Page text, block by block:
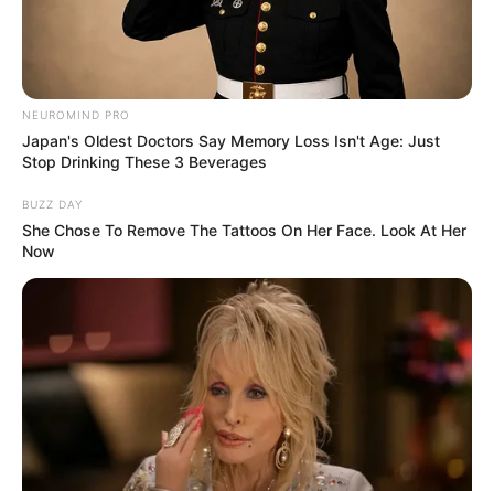
NEUROMIND PRO
Japan's Oldest Doctors Say Memory Loss Isn't Age: Just
Stop Drinking These 3 Beverages
BUZZ DAY
She Chose To Remove The Tattoos On Her Face. Look At Her
Now